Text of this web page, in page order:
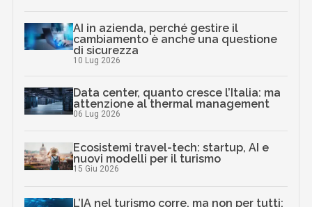
AI in azienda, perché gestire il
cambiamento è anche una questione
di sicurezza
10 Lug 2026
Data center, quanto cresce l’Italia: ma
attenzione al thermal management
06 Lug 2026
Ecosistemi travel-tech: startup, AI e
nuovi modelli per il turismo
15 Giu 2026
L’IA nel turismo corre, ma non per tutti: